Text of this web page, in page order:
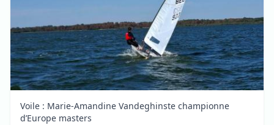
Voile : Marie-Amandine Vandeghinste championne
d’Europe masters